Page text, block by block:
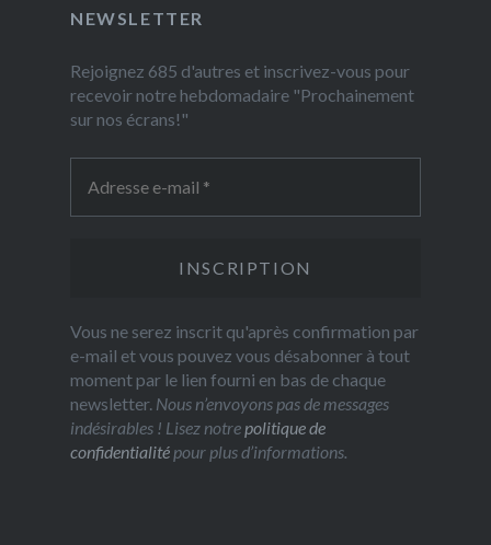
NEWSLETTER
Rejoignez 685 d'autres et inscrivez-vous pour
recevoir notre hebdomadaire "Prochainement
sur nos écrans!"
Vous ne serez inscrit qu'après confirmation par
e-mail et vous pouvez vous désabonner à tout
moment par le lien fourni en bas de chaque
newsletter. Nous n’envoyons pas de messages
indésirables ! Lisez notrepolitique de
confidentialitépour plus d’informations.